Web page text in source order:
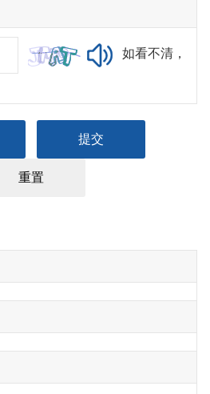
如看不清，